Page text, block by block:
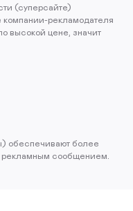
(суперсайте)
рекламодателя
высокой цене, значит
обеспечивают более
рекламным сообщением.